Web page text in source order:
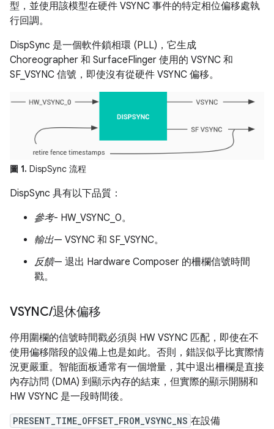
型，並使用該模型在硬件 VSYNC 事件的特定相位偏移處執
行回調。
DispSync 是一個軟件鎖相環 (PLL)，它生成
Choreographer 和 SurfaceFlinger 使用的 VSYNC 和
SF_VSYNC 信號，即使沒有從硬件 VSYNC 偏移。
圖 1. DispSync 流程
DispSync 具有以下品質：
參考- HW_VSYNC_0。
輸出— VSYNC 和 SF_VSYNC。
反饋— 退出 Hardware Composer 的柵欄信號時間
戳。
VSYNC/退休偏移
停用圍欄的信號時間戳必須與 HW VSYNC 匹配，即使在不
使用偏移階段的設備上也是如此。否則，錯誤似乎比實際情
況更嚴重。智能面板通常有一個增量，其中退出柵欄是直接
內存訪問 (DMA) 到顯示內存的結束，但實際的顯示開關和
HW VSYNC 是一段時間後。
PRESENT_TIME_OFFSET_FROM_VSYNC_NS 在設備